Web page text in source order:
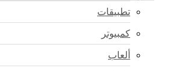
تطبيقات
كمبيوتر
ألعاب